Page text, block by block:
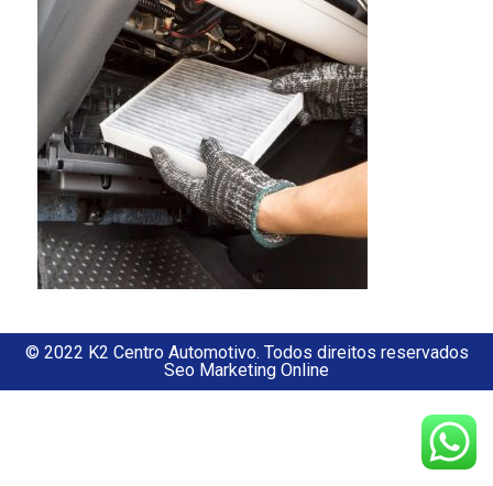
© 2022 K2 Centro Automotivo. Todos direitos reservados
Seo Marketing Online